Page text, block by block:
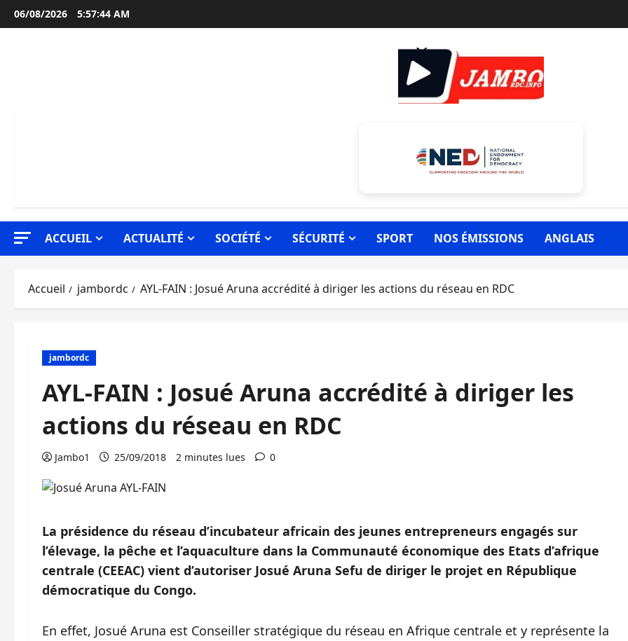
Aller
au
06/08/2026 5:57:45 AM
ACCUEIL ACTUALITÉ SOCIÉTÉ SÉCURITÉ SPORT NOS ÉMISSIONS ANGLAIS
Accueil jambordc AYL-FAIN : Josué Aruna accrédité à diriger les actions du réseau en RDC
jambordc
AYL-FAIN : Josué Aruna accrédité à diriger les
actions du réseau en RDC
Jambo1 25/09/2018 2 minutes lues 0
La présidence du réseau d’incubateur africain des jeunes entrepreneurs engagés sur
l’élevage, la pêche et l’aquaculture dans la Communauté économique des Etats d’afrique
centrale (CEEAC) vient d’autoriser Josué Aruna Sefu de diriger le projet en République
démocratique du Congo.
En effet, Josué Aruna est Conseiller stratégique du réseau en Afrique centrale et y représente la